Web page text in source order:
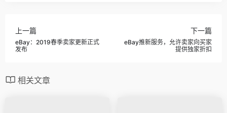
上一篇
eBay：2019春季卖家更新正式
发布
下一篇
eBay推新服务，允许卖家向买家
提供独家折扣
相关文章